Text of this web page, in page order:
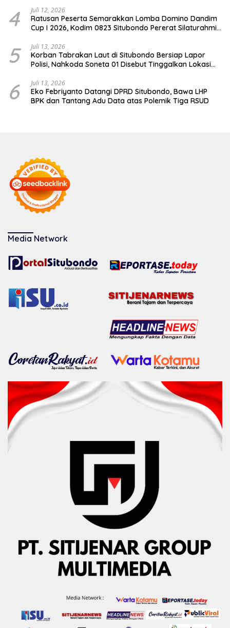
4 Juli 12, 2026
Ratusan Peserta Semarakkan Lomba Domino Dandim
Cup I 2026, Kodim 0823 Situbondo Pererat Silaturahmi
5 Juli 13, 2026
Korban Tabrakan Laut di Situbondo Bersiap Lapor
Polisi, Nahkoda Soneta 01 Disebut Tinggalkan Lokasi
6 Juli 13, 2026
Eko Febriyanto Datangi DPRD Situbondo, Bawa LHP
BPK dan Tantang Adu Data atas Polemik Tiga RSUD
Media Network